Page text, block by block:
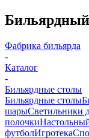
Фабрика бильярда
-
Каталог
-
Бильярдные столы
Бильярдные столы
шарыСветильники
полочки
футболИгротека